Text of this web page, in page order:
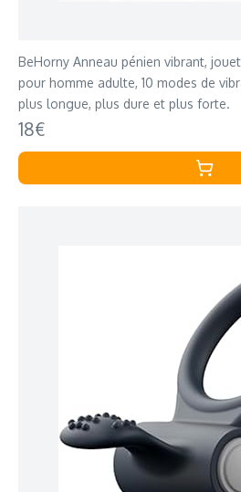
BeHorny Anneau pénien vibrant,
pour homme adulte, 10 modes de
plus longue, plus dure et plus forte.
18€